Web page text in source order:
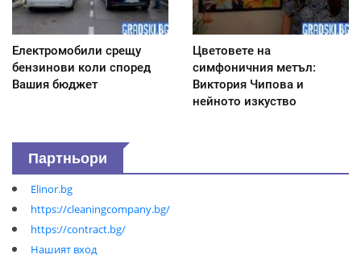
Електромобили срещу
бензинови коли според
Вашия бюджет
Цветовете на
симфоничния метъл:
Виктория Чипова и
нейното изкуство
Партньори
Elinor.bg
https://cleaningcompany.bg/
https://contract.bg/
Нашият вход